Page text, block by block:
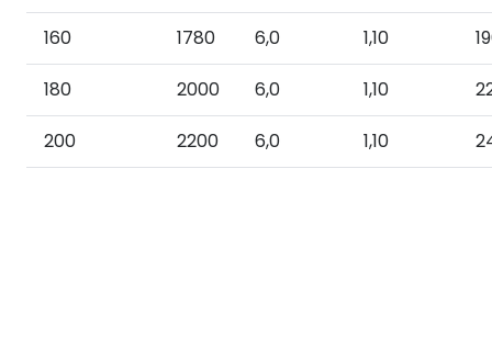
160 1780 6,0 1,10
180 2000 6,0 1,10
200 2200 6,0 1,10